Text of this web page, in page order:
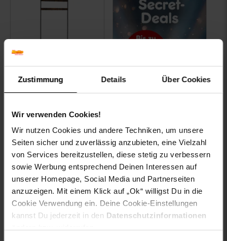
Zustimmung Details Über Cookies
Wir verwenden Cookies!
Wir nutzen Cookies und andere Techniken, um unsere
Seiten sicher und zuverlässig anzubieten, eine Vielzahl
von Services bereitzustellen, diese stetig zu verbessern
sowie Werbung entsprechend Deinen Interessen auf
unserer Homepage, Social Media und Partnerseiten
anzuzeigen. Mit einem Klick auf „Ok“ willigst Du in die
Cookie Verwendung ein. Deine Cookie-Einstellungen
kannst Du jederzeit in den Datenschutzinformationen
tectake®
Garderobenständer,
Sitzfläche, 2
Gitterablagen und 9
inklusive Kippschutz,
73,5 x 36 x 184 cm
-39 %
Sie Sparen 39 Prozent,
UVP : 74,–€
ab 44.99*ab 44,99€ Sternchen
Zum Artikel Zu den Angeboten